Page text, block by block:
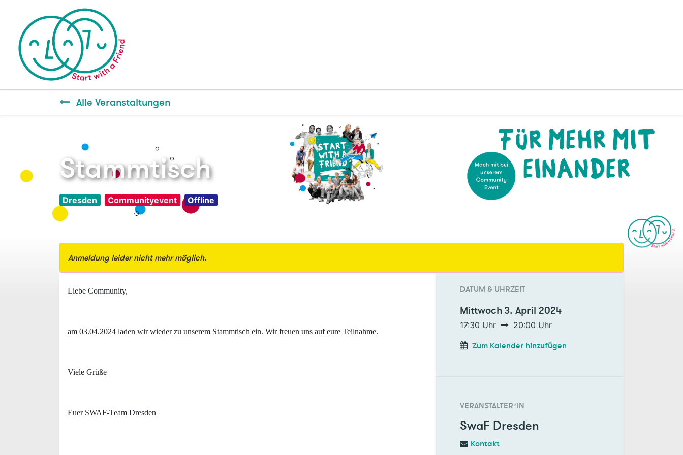
Alle Veranstaltungen
Stammtisch
Dresden Communityevent Offline
Anmeldung leider nicht mehr möglich.
Liebe Community,
am 03.04.2024 laden wir wieder zu unserem Stammtisch ein. Wir freuen uns auf eure Teilnahme.
Viele Grüße
Euer SWAF-Team Dresden
DATUM & UHRZEIT
Mittwoch3. April 2024
17:30 Uhr 20:00 Uhr
Zum Kalender hinzufügen
VERANSTALTER*IN
SwaF Dresden
Kontakt